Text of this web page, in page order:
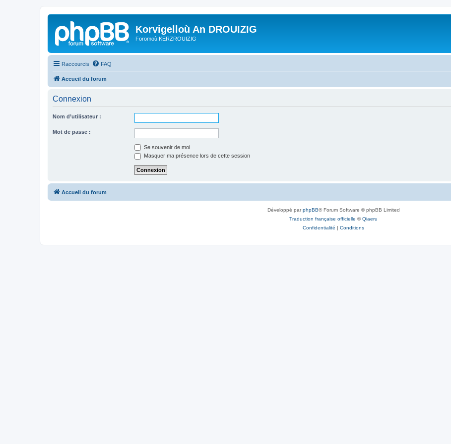
Korvigelloù An DROUIZIG
Foromoù KERZROUIZIG
Raccourcis FAQ
Accueil du forum
Connexion
Nom d’utilisateur :
Mot de passe :
Se souvenir de moi
Masquer ma présence lors de cette session
Accueil du forum
Développé parphpBB® Forum Software © phpBB Limited
Traduction française officielle ©Qiaeru
Confidentialité | Conditions